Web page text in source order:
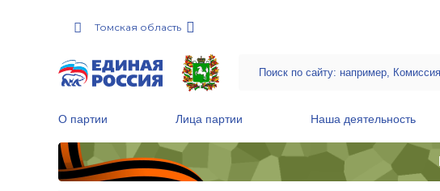
Томская область
О партии Лица партии Наша деятельность